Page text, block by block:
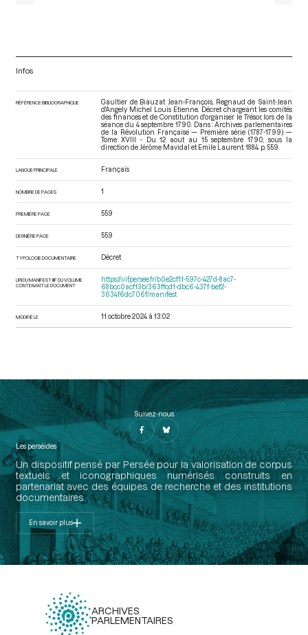
Infos
RÉFÉRENCE BIBLIOGRAPHIQUE
Gaultier de Biauzat Jean-François, Regnaud de Saint-Jean
d'Angely Michel Louis Etienne. Décret chargeant les comités
des finances et de Constitution d'organiser le Trésor, lors de la
séance du 4 septembre 1790. Dans : Archives parlementaires
de la Révolution Française — Première série (1787-1799) —
Tome XVIII - Du 12 aout au 15 septembre 1790
, sous la
direction de Jérôme Mavidal et Emile Laurent. 1884. p. 559.
LANGUE PRINCIPALE Français
NOMBRE DE PAGES 1
PREMIÈRE PAGE 559
DERNIÈRE PAGE 559
TYPOLOGIE DOCUMENTAIRE Décret
URI DU MANIFEST IIIF DU VOLUME
CONTENANT LE DOCUMENT
https://iiif.persee.fr/b0e2cf11-597c-427d-8ac7-
68bcc0acf13b/363ffcd1-dbc6-437f-bef2-
3634f6dc706f/manifest
MODIFIÉ LE 11 octobre 2024 à 13:02
Suivez-nous
Les perséides
Un dispositif pensé par Persée pour la valorisation de corpus
textuels et iconographiques numérisés construits en
partenariat avec des équipes de recherche et des institutions
documentaires.
En savoir plus
ARCHIVES
PARLEMENTAIRES